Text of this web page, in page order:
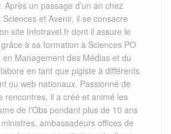
Après un passage d’un an chez
et Avenir, il se consacre
site Infotravel.fr dont il assure le
à sa formation à Sciences PO
en Management des Médias et du
en tant que pigiste à différents
ou web nationaux. Passionné de
rencontres, il a créé et animé les
de l'Obs pendant plus de 10 ans
ambassadeurs offices de